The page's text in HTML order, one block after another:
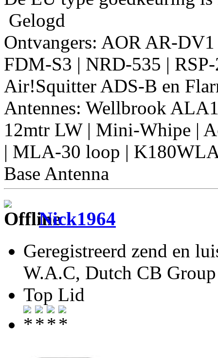
Gelogd
Ontvangers: AOR AR-
FDM-S3 | NRD-535 |
Air!Squitter ADS-B en
Antennes: Wellbrook
12mtr LW | Mini-Whipe |
| MLA-30 loop |
Base Antenna
Nick1964
Geregistreerd zend en
W.A.C, Dutch CB
Top Lid